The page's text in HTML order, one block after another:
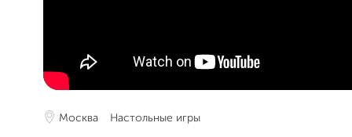
Москва Настольные игры